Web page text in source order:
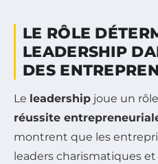
LE RÔLE
LEADERSHIP
DES
Le leadership joue un
réussite
montrent que les
leaders charismatiques